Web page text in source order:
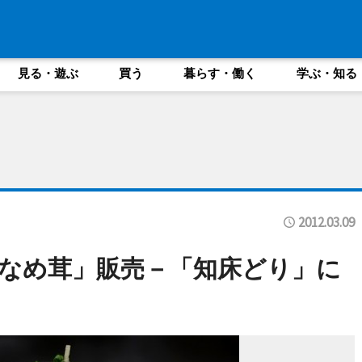
見る・遊ぶ 買う 暮らす・働く 学ぶ・知る
2012.03.09
め茸」販売－「知床どり」に